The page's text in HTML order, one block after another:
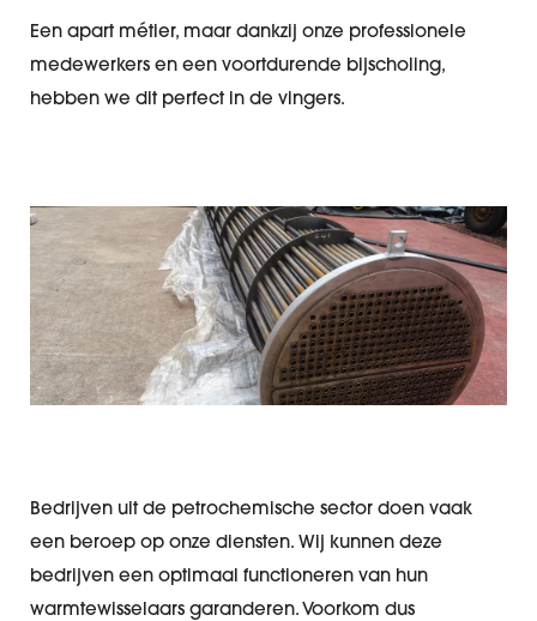
Een apart métier, maar dankzij onze professionele
medewerkers en een voortdurende bijscholing,
hebben we dit perfect in de vingers.
Bedrijven uit de petrochemische sector doen vaak
een beroep op onze diensten. Wij kunnen deze
bedrijven een optimaal functioneren van hun
warmtewisselaars garanderen. Voorkom dus